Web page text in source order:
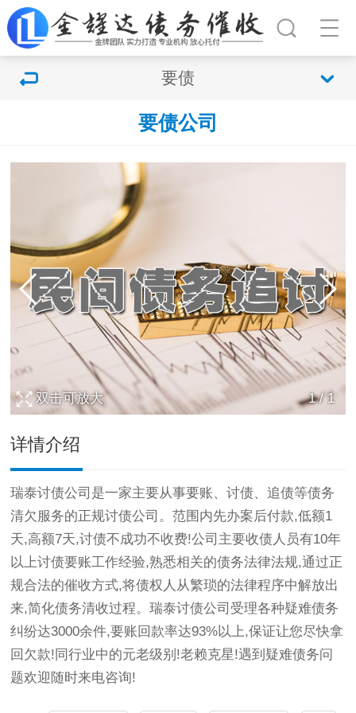
要债
要债公司
1/1
双击可放大
详情介绍
瑞泰讨债公司 是一家主要从事要账、讨债、追债等债务
清欠服务的正规讨债公司。范围内先办案后付款,低额1
天,高额7天,讨债不成功不收费!公司主要收债人员有10年
以上讨债要账工作经验,熟悉相关的债务法律法规,通过正
规合法的催收方式,将债权人从繁琐的法律程序中解放出
来,简化债务清收过程。瑞泰讨债公司受理各种疑难债务
纠纷达3000余件,要账回款率达93%以上,保证让您尽快拿
回欠款!同行业中的元老级别!老赖克星!遇到疑难债务问
题欢迎随时来电咨询!